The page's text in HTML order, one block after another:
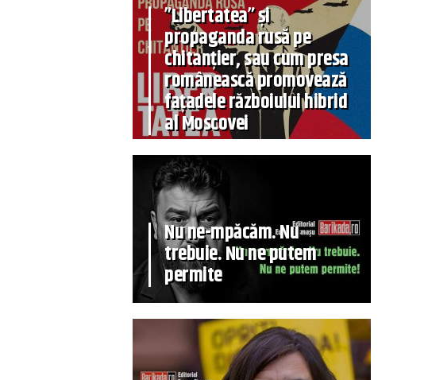
”Libertatea” și
propaganda rusă pe
chitanțier, sau cum presa
românească promovează
fațadele războiului hibrid
al Moscovei
Nu ne-mpăcăm. Nu
trebuie. Nu ne putem
permite